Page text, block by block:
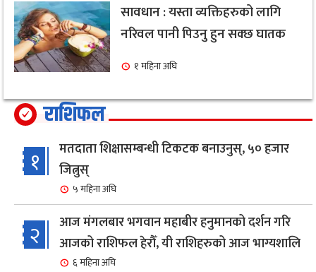
सावधान : यस्ता व्यक्तिहरुको लागि
नरिवल पानी पिउनु हुन सक्छ घातक
१ महिना अघि
राशिफल
१
मतदाता शिक्षासम्बन्धी टिकटक बनाउनुस्, ५० हजार
जित्नुस्
५ महिना अघि
२
आज मंगलबार भगवान महाबीर हनुमानको दर्शन गरि
आजको राशिफल हेरौँ, यी राशिहरुको आज भाग्यशालि
६ महिना अघि